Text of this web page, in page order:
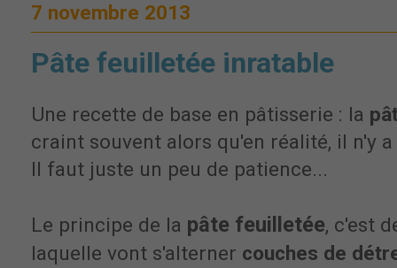
7 novembre 2013
Pâte feuilletée inratable
Une recette de base en pâtisserie : la
craint souvent alors qu'en réalité, il n'y
Il faut juste un peu de patience...
Le principe de la pâte feuilletée, c'est
laquelle vont s'alterner couches de